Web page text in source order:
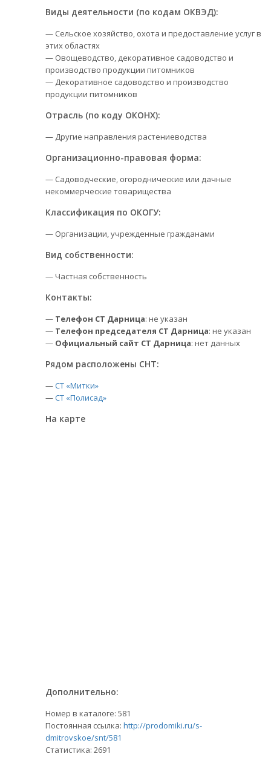
Виды деятельности (по кодам ОКВЭД):
— Сельское хозяйство, охота и предоставление услуг в
этих областях
— Овощеводство, декоративное садоводство и
производство продукции питомников
— Декоративное садоводство и производство
продукции питомников
Отрасль (по коду ОКОНХ):
— Другие направления растениеводства
Организационно-правовая форма:
— Садоводческие, огороднические или дачные
некоммерческие товарищества
Классификация по ОКОГУ:
— Организации, учрежденные гражданами
Вид собственности:
— Частная собственность
Контакты:
— Телефон СТ Дарница: не указан
— Телефон председателя СТ Дарница: не указан
— Официальный сайт СТ Дарница: нет данных
Рядом расположены СНТ:
—СТ «Митки»
—СТ «Полисад»
На карте
Дополнительно:
Номер в каталоге: 581
Постоянная ссылка: http://prodomiki.ru/s-
dmitrovskoe/snt/581
Статистика: 2691